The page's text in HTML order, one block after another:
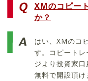
XMのコピー
か？
はい、XMのコ
す。コピート
ジより投資家
無料で開設頂